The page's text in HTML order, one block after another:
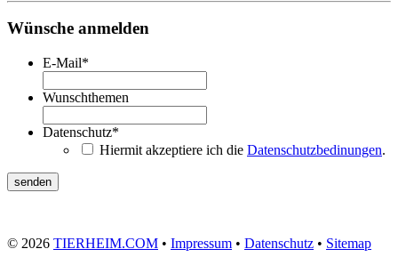
Wünsche anmelden
E-Mail*
Wunschthemen
Datenschutz*
Hiermit akzeptiere ich die Datenschutzbedinungen.
© 2026 TIERHEIM.COM • Impressum • Datenschutz • Sitemap